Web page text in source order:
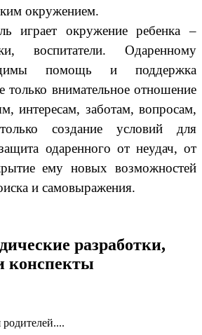
окружением.
играет окружение ребенка –
воспитатели. Одаренному
помощь и поддержка
только внимательное отношение
интересам, заботам, вопросам,
создание условий для
одаренного от неудач, от
ему новых возможностей
и самовыражения.
разработки,
конспекты